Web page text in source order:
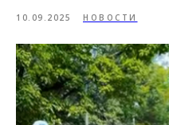
10.09.2025 НОВОСТИ